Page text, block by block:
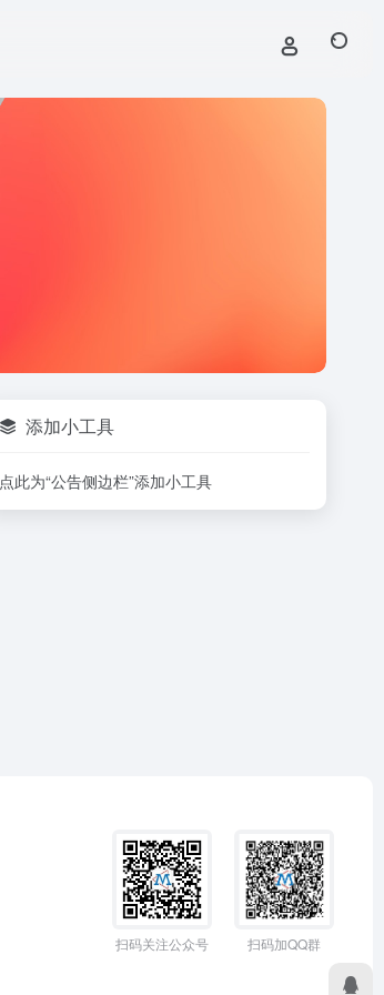
添加小工具
点此为“公告侧边栏”添加小工具
扫码关注公众号 扫码加QQ群